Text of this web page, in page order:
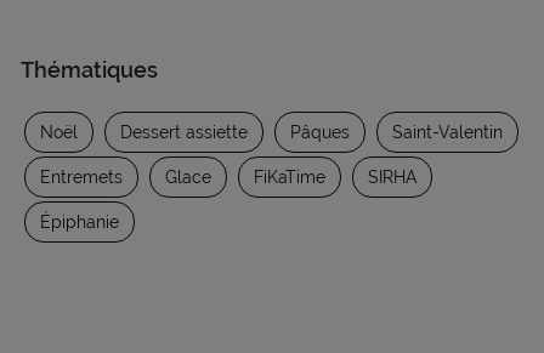
Thématiques
Noël Dessert assiette Pâques Saint-Valentin
Entremets Glace FiKaTime SIRHA
Épiphanie